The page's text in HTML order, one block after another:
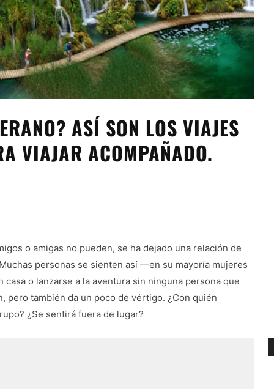
ASÍ SON LOS VIAJES
VIAJAR ACOMPAÑADO.
o amigas no pueden, se ha dejado una relación de
personas se sienten así —en su mayoría mujeres
o lanzarse a la aventura sin ninguna persona que
pero también da un poco de vértigo. ¿Con quién
¿Se sentirá fuera de lugar?